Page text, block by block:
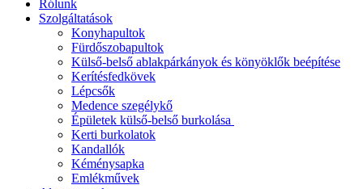
Rólunk
Szolgáltatások
Konyhapultok
Fürdőszobapultok
Külső-belső ablakpárkányok és könyöklők beépítése
Kerítésfedkövek
Lépcsők
Medence szegélykő
Épületek külső-belső burkolása
Kerti burkolatok
Kandallók
Kéménysapka
Emlékművek